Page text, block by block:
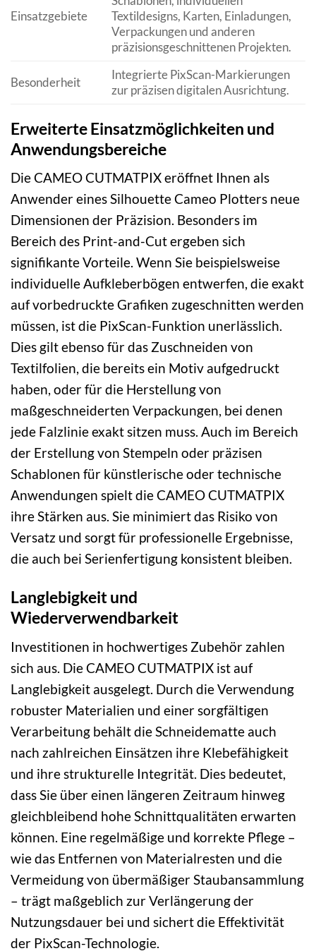
Einsatzgebiete
Textildesigns, Karten, Einladungen,
Verpackungen und anderen
präzisionsgeschnittenen Projekten.
Besonderheit
Integrierte PixScan-Markierungen
zur präzisen digitalen Ausrichtung.
Erweiterte Einsatzmöglichkeiten und
Anwendungsbereiche
Die CAMEO CUTMATPIX eröffnet Ihnen als
Anwender eines Silhouette Cameo Plotters neue
Dimensionen der Präzision. Besonders im
Bereich des Print-and-Cut ergeben sich
signifikante Vorteile. Wenn Sie beispielsweise
individuelle Aufkleberbögen entwerfen, die exakt
auf vorbedruckte Grafiken zugeschnitten werden
müssen, ist die PixScan-Funktion unerlässlich.
Dies gilt ebenso für das Zuschneiden von
Textilfolien, die bereits ein Motiv aufgedruckt
haben, oder für die Herstellung von
maßgeschneiderten Verpackungen, bei denen
jede Falzlinie exakt sitzen muss. Auch im Bereich
der Erstellung von Stempeln oder präzisen
Schablonen für künstlerische oder technische
Anwendungen spielt die CAMEO CUTMATPIX
ihre Stärken aus. Sie minimiert das Risiko von
Versatz und sorgt für professionelle Ergebnisse,
die auch bei Serienfertigung konsistent bleiben.
Langlebigkeit und
Wiederverwendbarkeit
Investitionen in hochwertiges Zubehör zahlen
sich aus. Die CAMEO CUTMATPIX ist auf
Langlebigkeit ausgelegt. Durch die Verwendung
robuster Materialien und einer sorgfältigen
Verarbeitung behält die Schneidematte auch
nach zahlreichen Einsätzen ihre Klebefähigkeit
und ihre strukturelle Integrität. Dies bedeutet,
dass Sie über einen längeren Zeitraum hinweg
gleichbleibend hohe Schnittqualitäten erwarten
können. Eine regelmäßige und korrekte Pflege –
wie das Entfernen von Materialresten und die
Vermeidung von übermäßiger Staubansammlung
– trägt maßgeblich zur Verlängerung der
Nutzungsdauer bei und sichert die Effektivität
der PixScan-Technologie.